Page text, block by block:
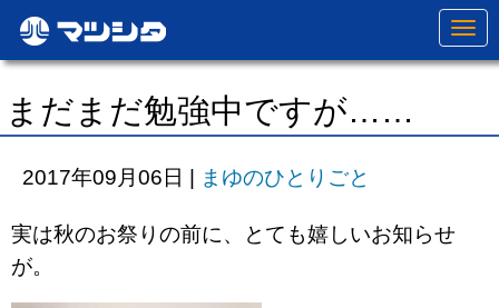
N
a
v
t
まだまだ勉強中ですが……
2017年09月06日 | まゆのひとりごと
実は秋のお祭りの前に、とても嬉しいお知らせ
が。